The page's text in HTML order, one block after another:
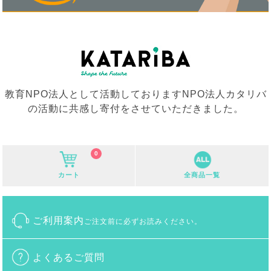
教育NPO法人として活動しておりますNPO法人カタリバ
の活動に共感し寄付をさせていただきました。
カート
0
全商品一覧
ご利用案内 ご注文前に必ずお読みください。
よくあるご質問